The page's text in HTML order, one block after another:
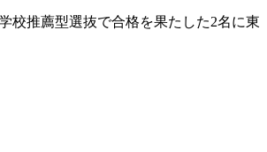
校推薦型選抜で合格を果たした2名に東